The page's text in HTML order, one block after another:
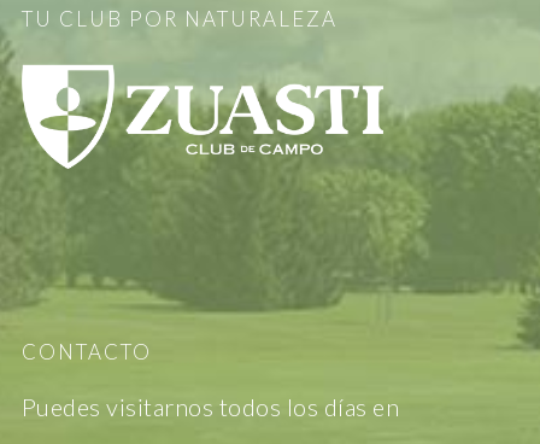
TU CLUB POR NATURALEZA
CONTACTO
Puedes visitarnos todos los días en